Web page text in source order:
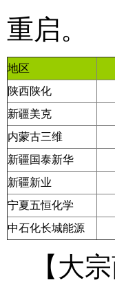
重启。
地区
陕西陕化
新疆美克
内蒙古三维
新疆国泰新华
新疆新业
宁夏五恒化学
中石化长城能源
【大